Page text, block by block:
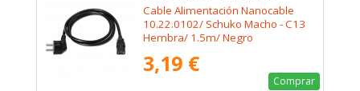
Cable Alimentación Nanocable
10.22.0102/ Schuko Macho - C13
Hembra/ 1.5m/ Negro
3,19 €
Comprar